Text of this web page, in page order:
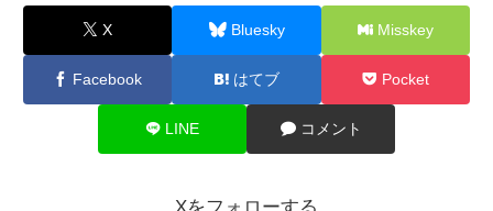
X Bluesky Misskey
Facebook はてブ Pocket
LINE コメント